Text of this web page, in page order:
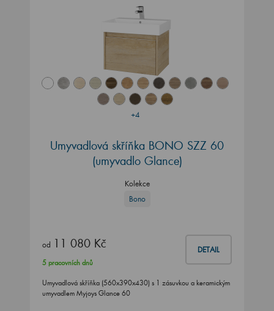
+4
Umyvadlová skříňka BONO SZZ 60
(umyvadlo Glance)
Kolekce
Bono
od 11 080 Kč DETAIL
5 pracovních dnů
Umyvadlová skříňka (560x390x430) s 1 zásuvkou a keramickým
umyvadlem Myjoys Glance 60